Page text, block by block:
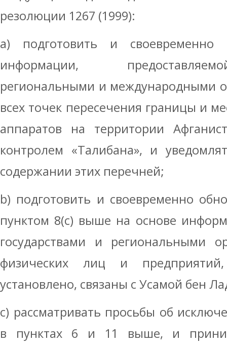
резолюции 1267 (1999):
a) подготовить и своевременно
информации,
региональными и международными
всех точек пересечения границы и
аппаратов на территории
контролем «Талибана», и
содержании этих перечней;
b) подготовить и своевременно
пунктом 8(c) выше на основе
государствами и региональными
физических лиц и
установлено, связаны с Усамой бен
c) рассматривать просьбы об
в пунктах 6 и 11 выше, и